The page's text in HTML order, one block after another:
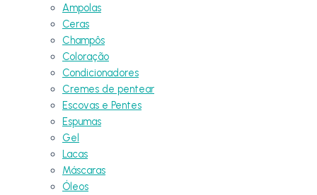
Ampolas
Ceras
Champôs
Coloração
Condicionadores
Cremes de pentear
Escovas e Pentes
Espumas
Gel
Lacas
Máscaras
Óleos